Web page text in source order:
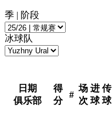
季 | 阶段
冰球队
日期
俱乐部
得
分
#
场
次
进
球
传
球